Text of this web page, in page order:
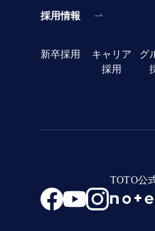
採用情報
新卒採用
キャリア
採用
グ
TOTO公